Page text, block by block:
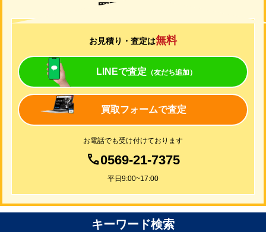
買取について
お見積り・査定は無料
LINEで査定 （友だち追加）
買取フォームで査定
お電話でも受け付けております
0569-21-7375
平日9:00~17:00
キーワード検索